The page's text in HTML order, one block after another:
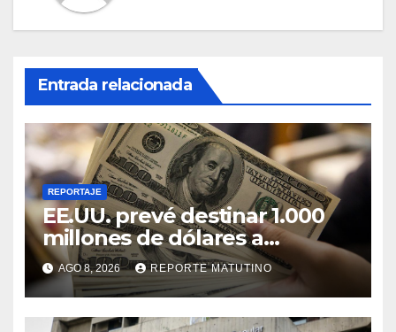
Entrada relacionada
REPORTAJE
EE.UU. prevé destinar 1.000
millones de dólares a
Colombia para un paquete de
seguridad
AGO 8, 2026 REPORTE MATUTINO